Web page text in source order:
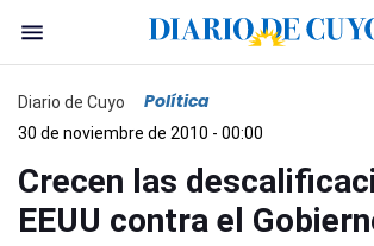
Diario de Cuyo Política
30 de noviembre de 2010 - 00:00
Crecen las
EEUU contra el